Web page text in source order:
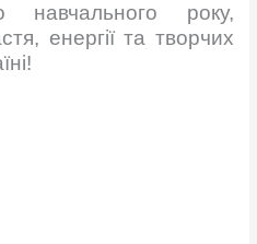
навчального року,
енергії та творчих